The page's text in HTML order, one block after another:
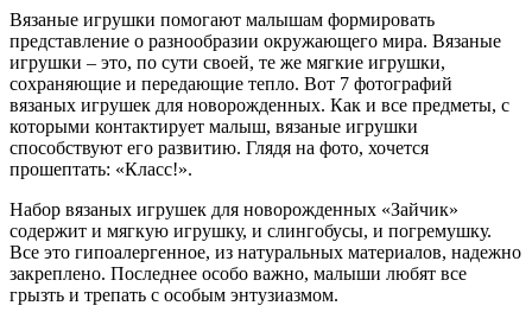
Вязаные игрушки помогают малышам формировать
представление о разнообразии окружающего мира. Вязаные
игрушки – это, по сути своей, те же мягкие игрушки,
сохраняющие и передающие тепло. Вот 7 фотографий
вязаных игрушек для новорожденных. Как и все предметы, с
которыми контактирует малыш, вязаные игрушки
способствуют его развитию. Глядя на фото, хочется
прошептать: «Класс!».
Набор вязаных игрушек для новорожденных «Зайчик»
содержит и мягкую игрушку, и слингобусы, и погремушку.
Все это гипоалергенное, из натуральных материалов, надежно
закреплено. Последнее особо важно, малыши любят все
грызть и трепать с особым энтузиазмом.